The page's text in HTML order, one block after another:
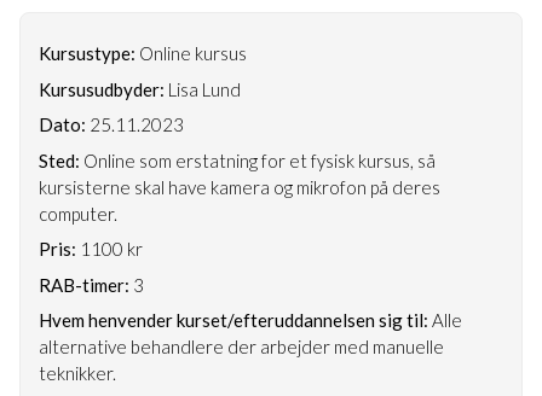
Kursustype: Online kursus
Kursusudbyder: Lisa Lund
Dato: 25.11.2023
Sted: Online som erstatning for et fysisk kursus, så
kursisterne skal have kamera og mikrofon på deres
computer.
Pris: 1100 kr
RAB-timer: 3
Hvem henvender kurset/efteruddannelsen sig til: Alle
alternative behandlere der arbejder med manuelle
teknikker.